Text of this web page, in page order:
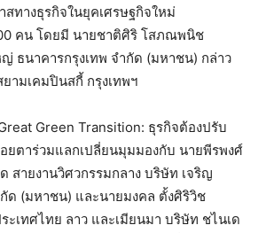
สทางธุรกิจในยุคเศรษฐกิจใหม่
คน โดยมี นายชาติศิริ โสภณพนิช
ธนาคารกรุงเทพ จำกัด (มหาชน) กล่าว
ามเคมปินสกี้ กรุงเทพฯ
Green Transition: ธุรกิจต้องปรับ
อยตาร่วมแลกเปลี่ยนมุมมองกับ นายพีรพงศ์
สายงานวิศวกรรมกลาง บริษัท เจริญ
(มหาชน) และนายมงคล ตั้งศิริวิช
เทศไทย ลาว และเมียนมา บริษัท ชไนเด